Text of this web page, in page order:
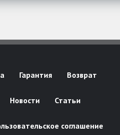
Гарантия Возврат
Новости Статьи
соглашение